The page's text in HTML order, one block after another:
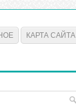
КАРТА САЙТА